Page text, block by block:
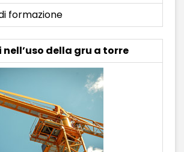
formazione
nell’uso della gru a torre